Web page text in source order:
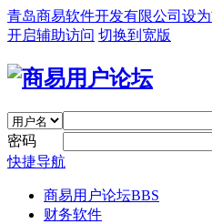
青岛商易软件开发有限公司 设
开启辅助访问 切换到宽版
密码
快捷导航
商易用户论坛BBS
财务软件